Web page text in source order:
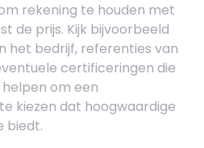
rekening te houden met
de prijs. Kijk bijvoorbeeld
het bedrijf, referenties van
certificeringen die
om een
kiezen dat hoogwaardige
biedt.